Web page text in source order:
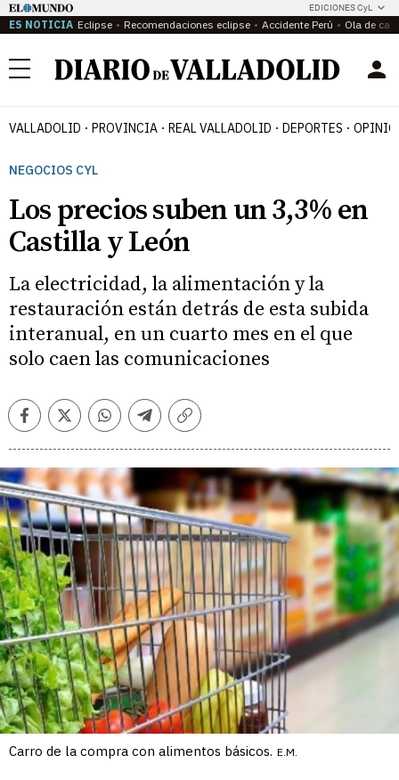
EDICIONES CyL
ES NOTICIA Eclipse Recomendaciones eclipse Accidente Perú Ola de
Menú
VALLADOLID PROVINCIA REAL VALLADOLID DEPORTES
NEGOCIOS CYL
Los precios suben un 3,3% en
Castilla y León
La electricidad, la alimentación y la
restauración están detrás de esta subida
interanual, en un cuarto mes en el que
solo caen las comunicaciones
FacebookTwitterWhatsappTelegramCopiar
Carro de la compra con alimentos básicos. E.M.